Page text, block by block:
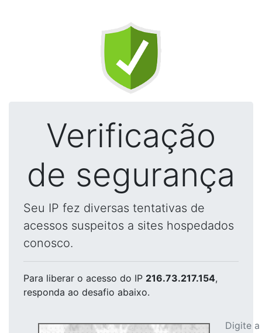
Verificação
de segurança
Seu IP fez diversas tentativas de
acessos suspeitos a sites hospedados
conosco.
Para liberar o acesso do IP 216.73.217.154,
responda ao desafio abaixo.
Digite